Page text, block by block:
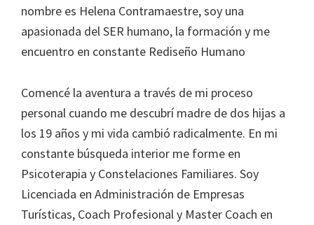
nombre es Helena Contramaestre, soy una
apasionada del SER humano, la formación y me
encuentro en constante Rediseño Humano
Comencé la aventura a través de mi proceso
personal cuando me descubrí madre de dos hijas a
los 19 años y mi vida cambió radicalmente. En mi
constante búsqueda interior me forme en
Psicoterapia y Constelaciones Familiares. Soy
Licenciada en Administración de Empresas
Turísticas, Coach Profesional y Master Coach en